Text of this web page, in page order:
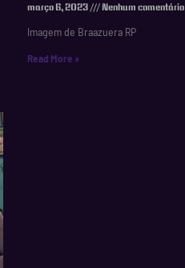
março 6, 2023 Nenhum comentário
Imagem de Braazuera RP
Read More »